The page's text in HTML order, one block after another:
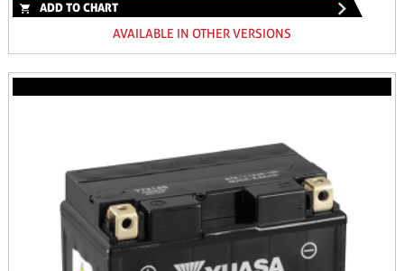
ADD TO CHART
AVAILABLE IN OTHER VERSIONS